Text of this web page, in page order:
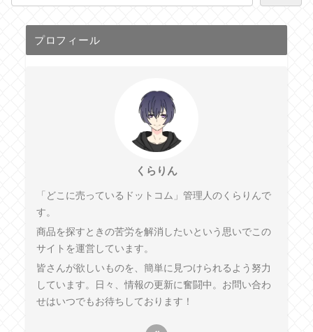
プロフィール
くらりん
「どこに売っているドットコム」管理人のくらりんで
す。
商品を探すときの苦労を解消したいという思いでこの
サイトを運営しています。
皆さんが欲しいものを、簡単に見つけられるよう努力
しています。日々、情報の更新に奮闘中。お問い合わ
せはいつでもお待ちしております！